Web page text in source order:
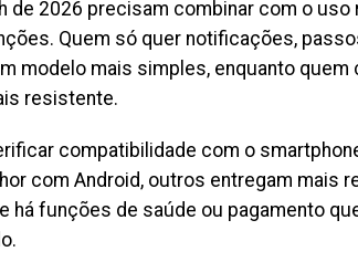
de 2026 precisam combinar com o uso
Quem só quer notificações,
modelo mais simples, enquanto quem
resistente.
compatibilidade com o
com Android, outros entregam mais
há funções de saúde ou pagamento